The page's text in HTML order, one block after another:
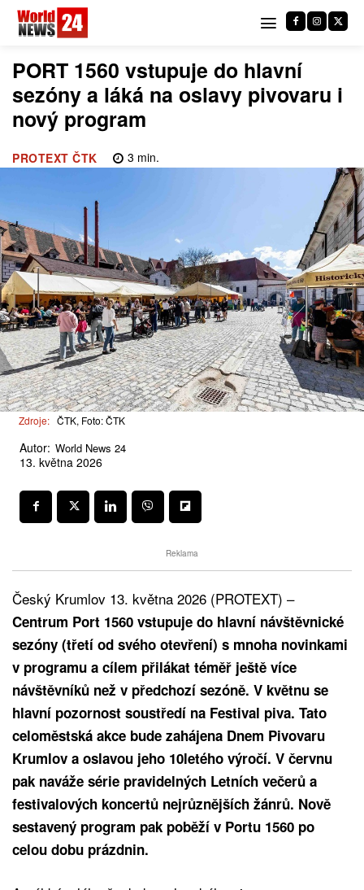
PORT 1560 vstupuje do hlavní
sezóny a láká na oslavy pivovaru i
nový program
PROTEXT ČTK 3 min.
Zdroje: ČTK, Foto: ČTK
Autor: World News 24
13. května 2026
Reklama
Český Krumlov 13. května 2026 (PROTEXT) –
Centrum Port 1560 vstupuje do hlavní návštěvnické
sezóny (třetí od svého otevření) s mnoha novinkami
v programu a cílem přilákat téměř ještě více
návštěvníků než v předchozí sezóně. V květnu se
hlavní pozornost soustředí na Festival piva. Tato
celoměstská akce bude zahájena Dnem Pivovaru
Krumlov a oslavou jeho 10letého výročí. V červnu
pak naváže série pravidelných Letních večerů a
festivalových koncertů nejrůznějších žánrů. Nově
sestavený program pak poběží v Portu 1560 po
celou dobu prázdnin.